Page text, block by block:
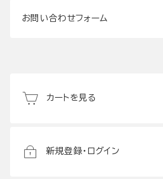
お問い合わせフォーム
カートを見る
新規登録・ログイン